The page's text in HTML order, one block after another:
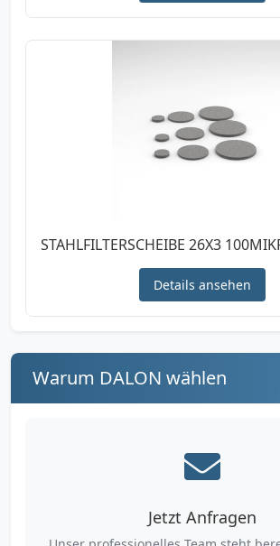
STAHLFILTERSCHEIBE 26X3
Details ansehen
Warum DALON wählen
Jetzt Anfragen